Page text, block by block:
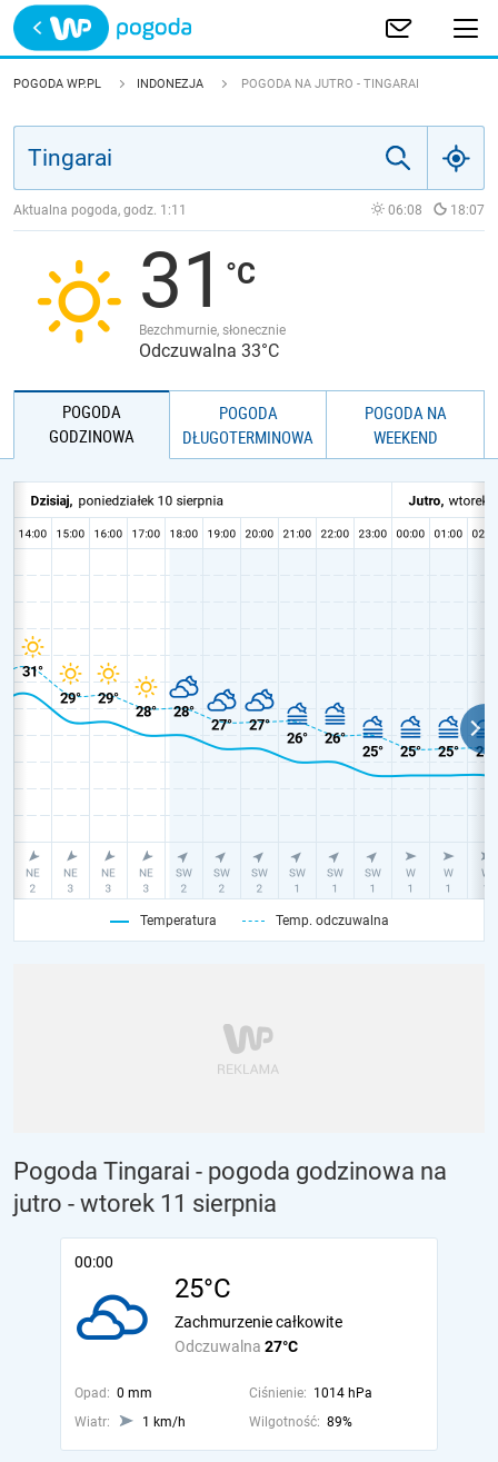
Trwa ładowanie
POLSKA
JAKOŚĆ POWIETRZA
POGODA WP.PL INDONEZJA POGODA NA JUTRO - TINGARAI
Aktualna pogoda, godz. 1:11 06:08 18:07
31
Bezchmurnie, słonecznie
Odczuwalna 33°C
POGODA
GODZINOWA
POGODA
DŁUGOTERMINOWA
POGODA NA
WEEKEND
Temperatura Temp. odczuwalna
Pogoda Tingarai - pogoda godzinowa na
jutro - wtorek 11 sierpnia
00:00
25°C
Odczuwalna 27°C
Zachmurzenie całkowite
Opad: 0 mm Ciśnienie: 1014 hPa
Wiatr:
1 km/h Wilgotność: 89%